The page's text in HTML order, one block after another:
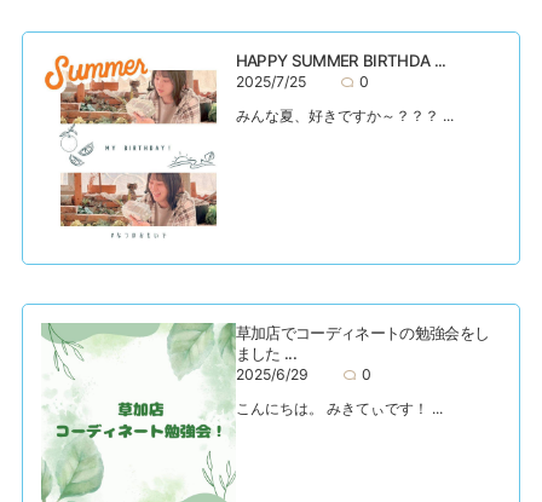
HAPPY SUMMER BIRTHDA ...
2025/7/25
0
みんな夏、好きですか～？？？ ...
草加店でコーディネートの勉強会をし
ました ...
2025/6/29
0
こんにちは。 みきてぃです！ ...